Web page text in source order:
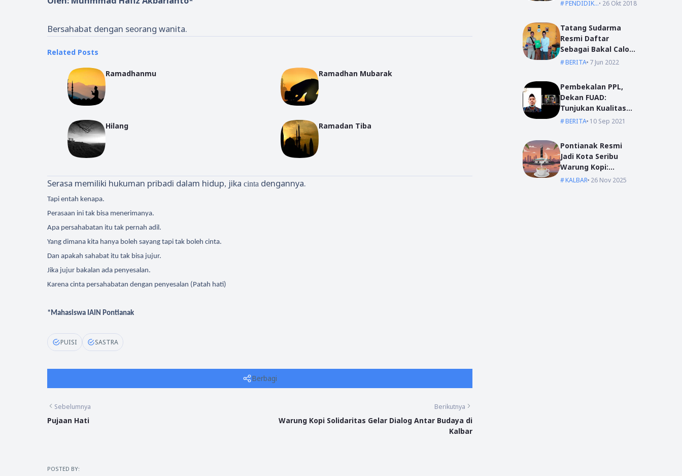
Bersahabat dengan seorang wanita.
Related Posts
Ramadhanmu Ramadhan Mubarak
Hilang Ramadan Tiba
Serasa memiliki hukuman pribadi dalam hidup, jika cinta dengannya.
Tapi entah kenapa.
Perasaan ini tak bisa menerimanya.
Apa persahabatan itu tak pernah adil.
Yang dimana kita hanya boleh sayang tapi tak boleh cinta.
Dan apakah sahabat itu tak bisa jujur.
Jika jujur bakalan ada penyesalan.
Karena cinta persahabatan dengan penyesalan (Patah hati)
*Mahasiswa IAIN Pontianak
PUISI SASTRA
Berbagi
Sebelumnya
Pujaan Hati
Berikutnya
Warung Kopi Solidaritas Gelar Dialog Antar Budaya di
Kalbar
POSTED BY:
PENDIDIKAN26 Okt 2018
Tatang Sudarma
Resmi Daftar
Sebagai Bakal Calon
Kepala Desa Mas
BERITA 7 Jun 2022
Pembekalan PPL,
Dekan FUAD:
Tunjukan Kualitas
Dengan Akhlak
BERITA 10 Sep 2021
Pontianak Resmi
Jadi Kota Seribu
Warung Kopi:
Jantung Komunikasi
KALBAR 26 Nov 2025